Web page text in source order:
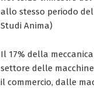
allo stesso periodo
Studi Anima)
Il 17% della
settore delle
il commercio, dalle